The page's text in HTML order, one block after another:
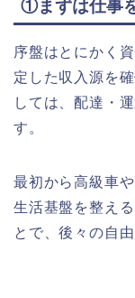
①まずは仕事
序盤はとにかく
定した収入源を
しては、配達・
す。
最初から高級車
生活基盤を整え
とで、後々の自